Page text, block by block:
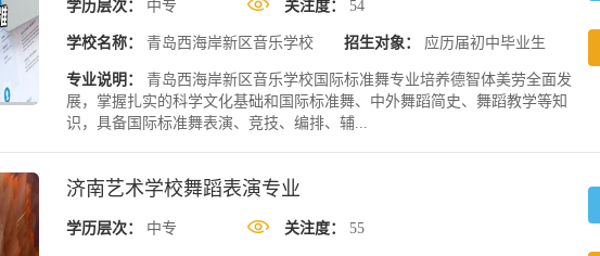
学历层次： 中专 关注度： 54
学校名称： 青岛西海岸新区音乐学校 招生对象： 应历届初中毕业生
专业说明：
青岛西海岸新区音乐学校国际标准舞专业培养德智体美劳全面发
展，掌握扎实的科学文化基础和国际标准舞、中外舞蹈简史、舞蹈教学等知
识，具备国际标准舞表演、竞技、编排、辅...
济南艺术学校舞蹈表演专业
学历层次： 中专 关注度： 55